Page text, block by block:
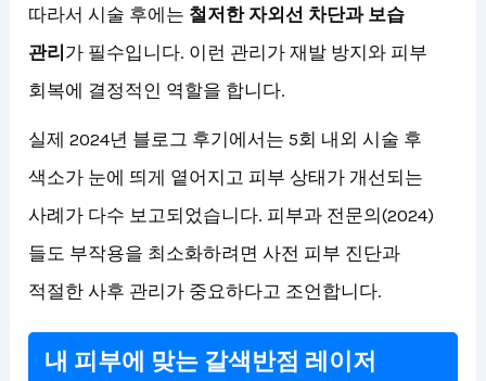
따라서 시술 후에는 철저한 자외선 차단과 보습
관리 가 필수입니다. 이런 관리가 재발 방지와 피부
회복에 결정적인 역할을 합니다.
실제 2024년 블로그 후기에서는 5회 내외 시술 후
색소가 눈에 띄게 옅어지고 피부 상태가 개선되는
사례가 다수 보고되었습니다. 피부과 전문의(2024)
들도 부작용을 최소화하려면 사전 피부 진단과
적절한 사후 관리가 중요하다고 조언합니다.
내 피부에 맞는 갈색반점 레이저